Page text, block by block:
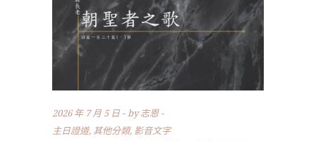
2026 年 7 月 5 日 by志恩
主日證道, 其他分類, 影音文字